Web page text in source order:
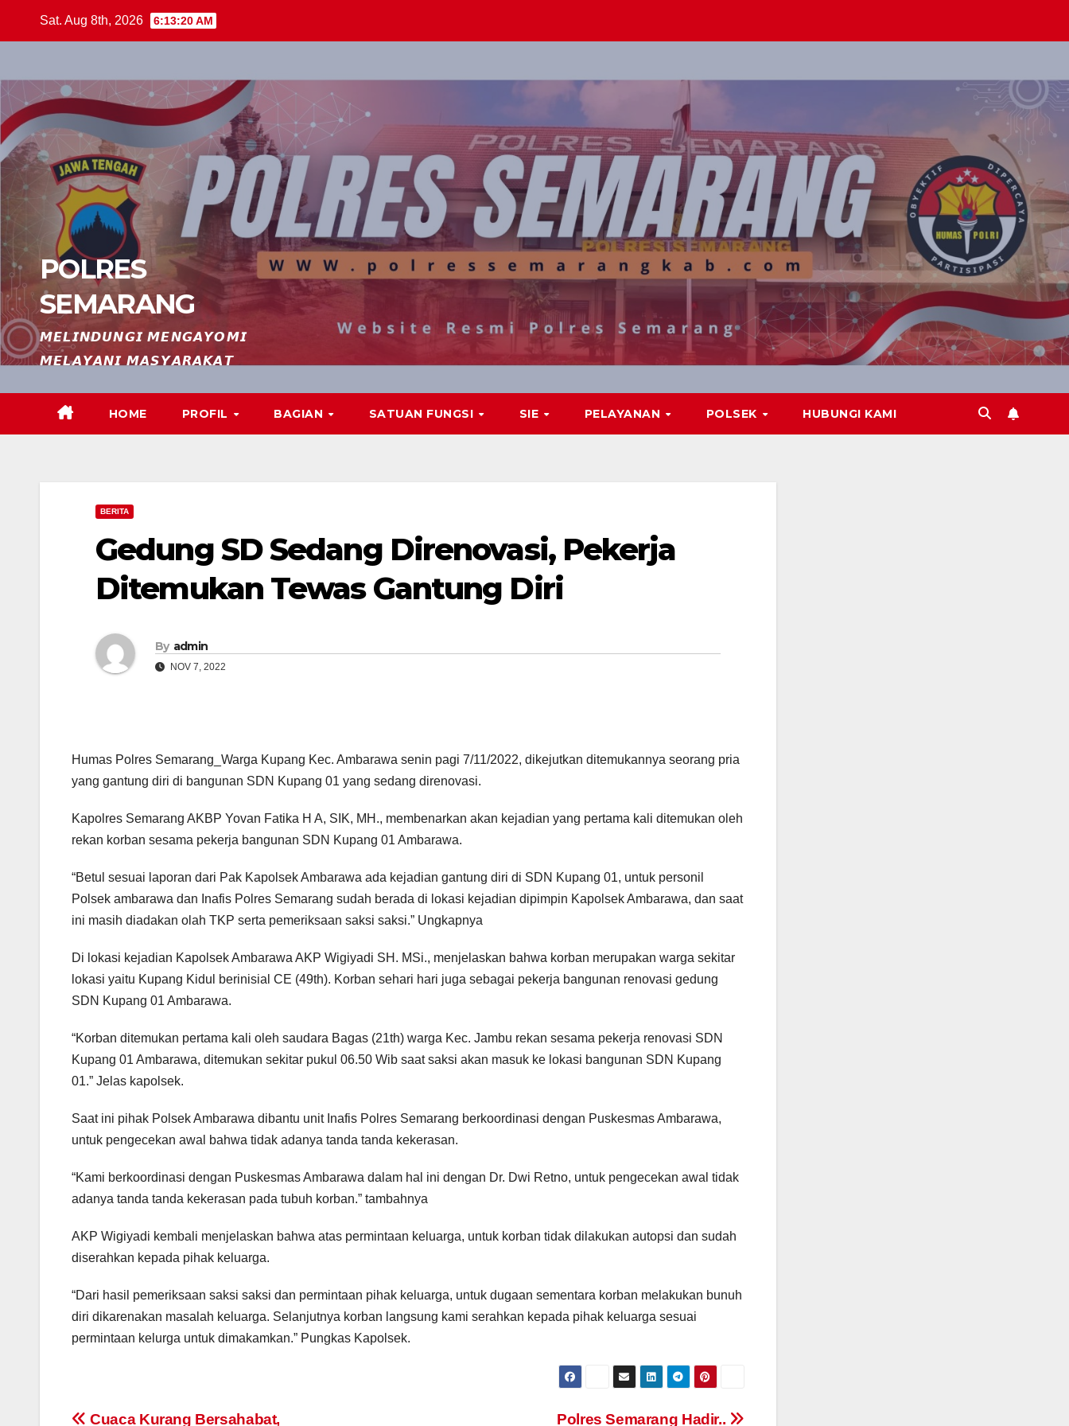
Sat. Aug 8th, 2026 6:13:21 AM
POLRES
SEMARANG
𝙈𝙀𝙇𝙄𝙉𝘿𝙐𝙉𝙂𝙄 𝙈𝙀𝙉𝙂𝘼𝙔𝙊𝙈𝙄
𝙈𝙀𝙇𝘼𝙔𝘼𝙉𝙄 𝙈𝘼𝙎𝙔𝘼𝙍𝘼𝙆𝘼𝙏
HOME PROFIL BAGIAN SATUAN FUNGSI SIE PELAYANAN POLSEK HUBUNGI KAMI
BERITA
Gedung SD Sedang Direnovasi, Pekerja
Ditemukan Tewas Gantung Diri
By admin
NOV 7, 2022
Humas Polres Semarang_Warga Kupang Kec. Ambarawa senin pagi 7/11/2022, dikejutkan ditemukannya seorang pria
yang gantung diri di bangunan SDN Kupang 01 yang sedang direnovasi.
Kapolres Semarang AKBP Yovan Fatika H A, SIK, MH., membenarkan akan kejadian yang pertama kali ditemukan oleh
rekan korban sesama pekerja bangunan SDN Kupang 01 Ambarawa.
“Betul sesuai laporan dari Pak Kapolsek Ambarawa ada kejadian gantung diri di SDN Kupang 01, untuk personil
Polsek ambarawa dan Inafis Polres Semarang sudah berada di lokasi kejadian dipimpin Kapolsek Ambarawa, dan saat
ini masih diadakan olah TKP serta pemeriksaan saksi saksi.” Ungkapnya
Di lokasi kejadian Kapolsek Ambarawa AKP Wigiyadi SH. MSi., menjelaskan bahwa korban merupakan warga sekitar
lokasi yaitu Kupang Kidul berinisial CE (49th). Korban sehari hari juga sebagai pekerja bangunan renovasi gedung
SDN Kupang 01 Ambarawa.
“Korban ditemukan pertama kali oleh saudara Bagas (21th) warga Kec. Jambu rekan sesama pekerja renovasi SDN
Kupang 01 Ambarawa, ditemukan sekitar pukul 06.50 Wib saat saksi akan masuk ke lokasi bangunan SDN Kupang
01.” Jelas kapolsek.
Saat ini pihak Polsek Ambarawa dibantu unit Inafis Polres Semarang berkoordinasi dengan Puskesmas Ambarawa,
untuk pengecekan awal bahwa tidak adanya tanda tanda kekerasan.
“Kami berkoordinasi dengan Puskesmas Ambarawa dalam hal ini dengan Dr. Dwi Retno, untuk pengecekan awal tidak
adanya tanda tanda kekerasan pada tubuh korban.” tambahnya
AKP Wigiyadi kembali menjelaskan bahwa atas permintaan keluarga, untuk korban tidak dilakukan autopsi dan sudah
diserahkan kepada pihak keluarga.
“Dari hasil pemeriksaan saksi saksi dan permintaan pihak keluarga, untuk dugaan sementara korban melakukan bunuh
diri dikarenakan masalah keluarga. Selanjutnya korban langsung kami serahkan kepada pihak keluarga sesuai
permintaan kelurga untuk dimakamkan.” Pungkas Kapolsek.
Polres Semarang Hadir..
Cuaca Kurang Bersahabat,